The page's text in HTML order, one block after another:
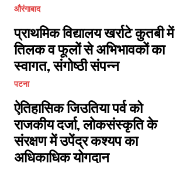
औरंगाबाद
प्राथमिक विद्यालय खर्राटे कुतबी में
तिलक व फूलों से अभिभावकों का
स्वागत, संगोष्ठी संपन्न
पटना
ऐतिहासिक जिउतिया पर्व को
राजकीय दर्जा, लोकसंस्कृति के
संरक्षण में उपेंद्र कश्यप का
अधिकाधिक योगदान